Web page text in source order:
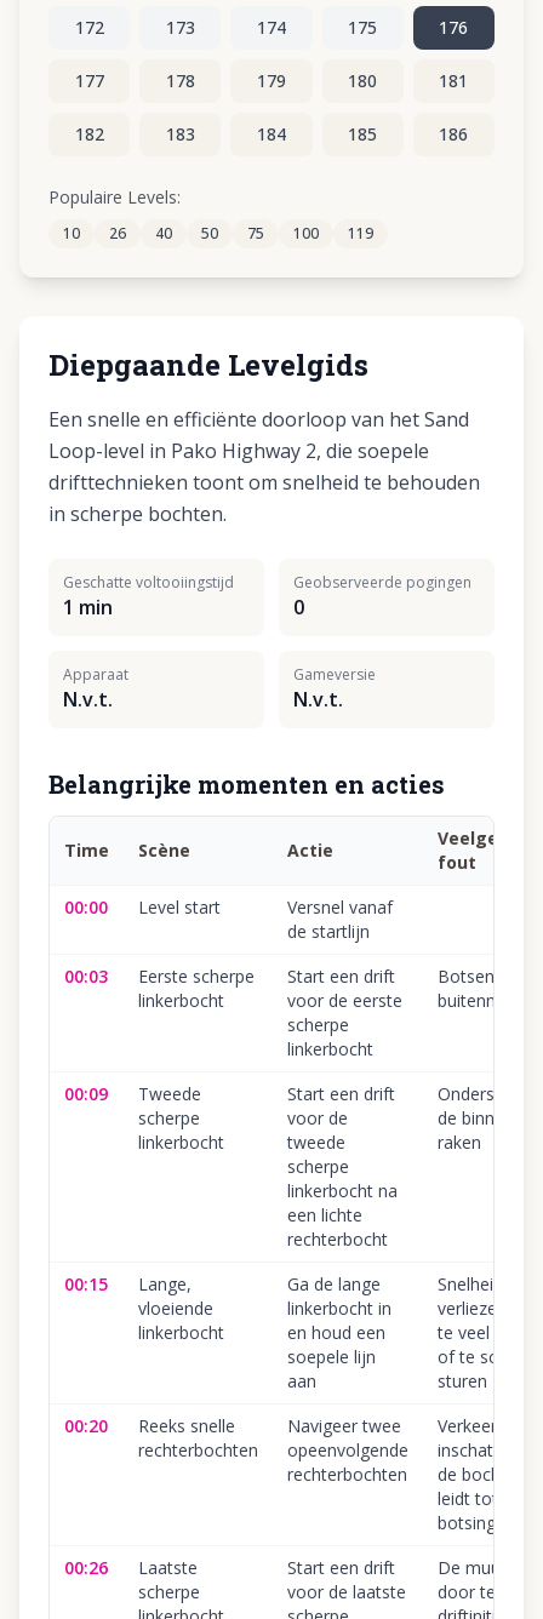
172 173 174 175 176
177 178 179 180 181
182 183 184 185 186
187 188
192 193 194 195
Populaire Levels:
10 26 40 50 75 100 119
Diepgaande Levelgids
Een snelle en efficiënte doorloop van het Sand
Loop-level in Pako Highway 2, die soepele
drifttechnieken toont om snelheid te behouden
in scherpe bochten.
Geschatte voltooiingstijd
1 min
Geobserveerde pogingen
0
Apparaat
N.v.t.
Gameversie
N.v.t.
Belangrijke momenten en acties
Time Scène Actie
fout
00:00
Level start
Versnel vanaf
de startlijn
00:03
Eerste scherpe
linkerbocht
Start een drift
voor de eerste
scherpe
linkerbocht
Botsen met
buitenmuur
00:09
Tweede
scherpe
linkerbocht
Start een drift
voor de
tweede
scherpe
linkerbocht na
een lichte
rechterbocht
Ondersturen
de
raken
00:15
Lange,
vloeiende
linkerbocht
Ga de lange
linkerbocht in
en houd een
soepele lijn
aan
Snelheid
verliezen
te veel te
of te scherp
sturen
00:20
Reeks snelle
rechterbochten
Navigeer twee
opeenvolgende
rechterbochten
Verkeerd
inschatten
de
leidt tot
botsingen
00:26
Laatste
scherpe
Start een drift
voor de laatste
De muur
door te late